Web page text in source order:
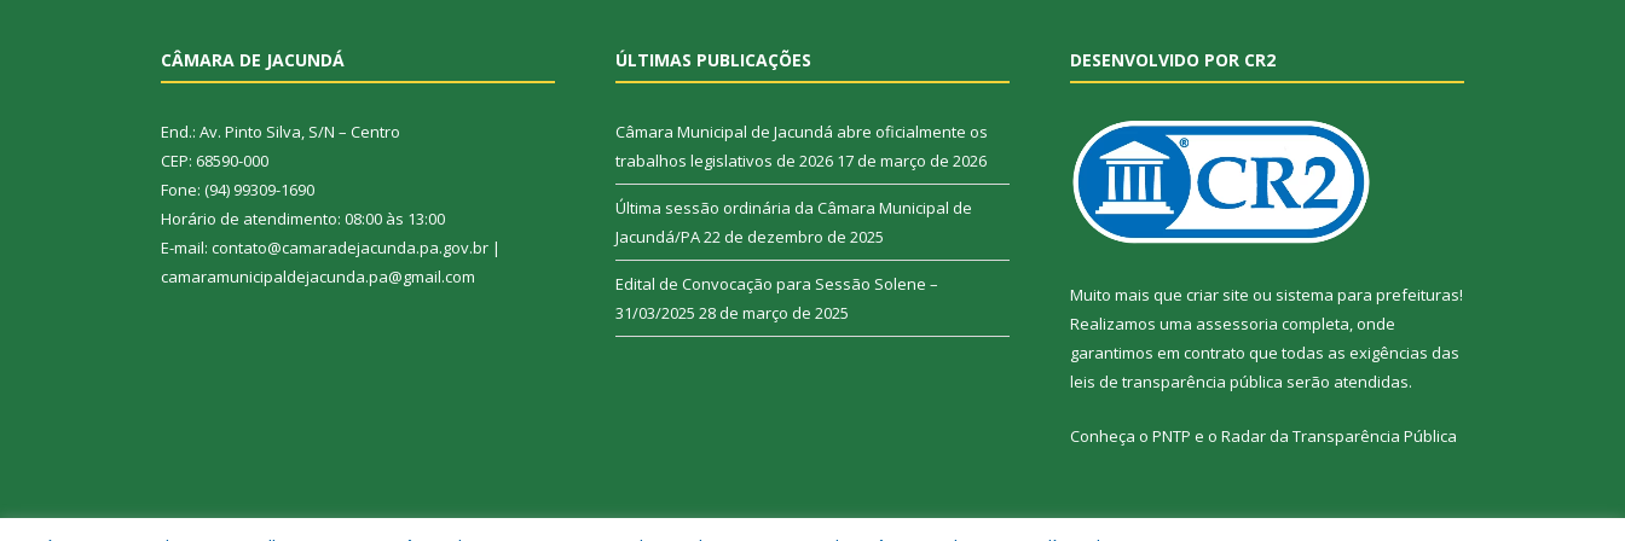
CÂMARA DE JACUNDÁ
End.: Av. Pinto Silva, S/N – Centro
CEP: 68590-000
Fone: (94) 99309-1690
Horário de atendimento: 08:00 às 13:00
E-mail: contato@camaradejacunda.pa.gov.br |
camaramunicipaldejacunda.pa@gmail.com
ÚLTIMAS PUBLICAÇÕES
Câmara Municipal de Jacundá abre oficialmente os
trabalhos legislativos de 2026 17 de março de 2026
Última sessão ordinária da Câmara Municipal de
Jacundá/PA22 de dezembro de 2025
Edital de Convocação para Sessão Solene –
31/03/2025 28 de março de 2025
DESENVOLVIDO POR CR2
Muito mais que criar site ou sistema para prefeituras!
Realizamos uma assessoria completa, onde
garantimos em contrato que todas as exigências das
leis de transparência pública serão atendidas.
Conheça o PNTP e o Radar da Transparência Pública